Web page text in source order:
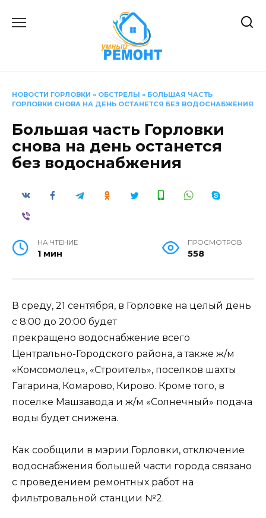
НОВОСТИ ГОРЛОВКИ » ОБСТРЕЛЫ » БОЛЬШАЯ ЧАСТЬ
ГОРЛОВКИ СНОВА НА ДЕНЬ ОСТАНЕТСЯ БЕЗ ВОДОСНАБЖЕНИЯ
Большая часть Горловки
снова на день останется
без водоснабжения
НА ЧТЕНИЕ
1 мин
ПРОСМОТРОВ
558
В среду, 21 сентября, в Горловке на целый день
с 8:00 до 20:00 будет
прекращено водоснабжение всего
Центрально-Городского района, а также ж/м
«Комсомолец», «Строитель», поселков шахты
Гагарина, Комарово, Кирово. Кроме того, в
поселке Машзавода и ж/м «Солнечный» подача
воды будет снижена.
Как сообщили в мэрии Горловки, отключение
водоснабжения большей части города связано
с проведением ремонтных работ на
фильтровальной станции №2.